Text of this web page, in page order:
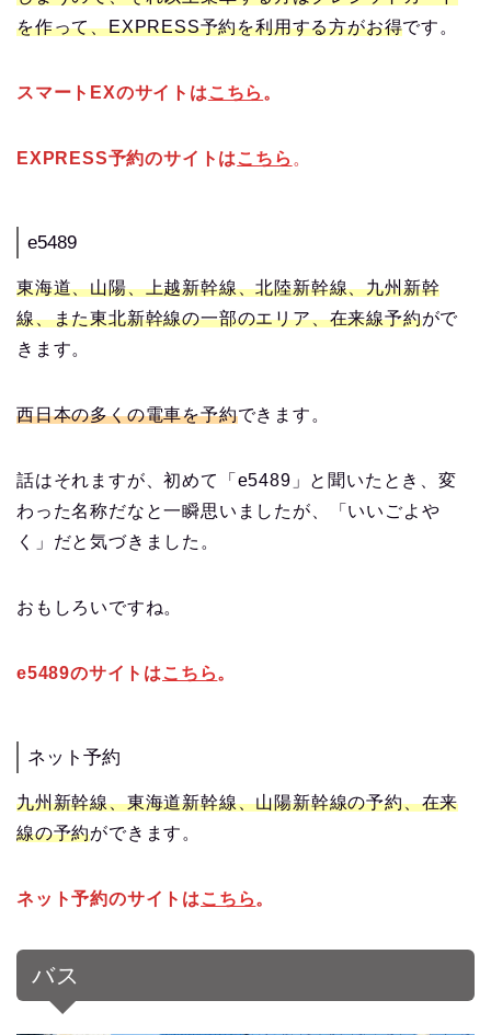
を作って、EXPRESS予約を利用する方がお得です。
スマートEXのサイトはこちら 。
EXPRESS予約のサイトはこちら 。
e5489
東海道、山陽、上越新幹線、北陸新幹線、九州新幹
線、また東北新幹線の一部のエリア、在来線予約がで
きます。
西日本の多くの電車を予約できます。
話はそれますが、初めて「e5489」と聞いたとき、変
わった名称だなと一瞬思いましたが、「いいごよや
く」だと気づきました。
おもしろいですね。
e5489のサイトは こちら。
ネット予約
九州新幹線、東海道新幹線、山陽新幹線の予約、在来
線の予約ができます。
ネット予約のサイトは こちら。
バス